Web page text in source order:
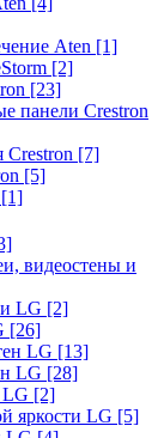
Aten [1]
[2]
[23]
панели Crestron
[7]
[5]
[1]
видеостены и
LG [2]
[26]
LG [13]
LG [28]
LG [2]
яркости LG [5]